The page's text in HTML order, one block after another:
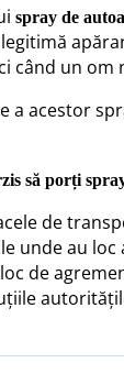
spray de
când un om
a acestor
să porți
de
unde au loc
de